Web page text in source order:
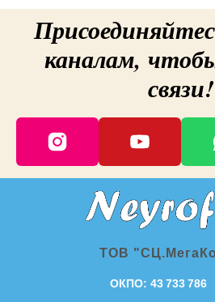
каналам,
связи!
ОКПО: 43 733 786
ТОВ